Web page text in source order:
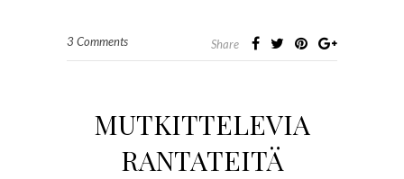
3 Comments Share
MUTKITTELEVIA
RANTATEITÄ